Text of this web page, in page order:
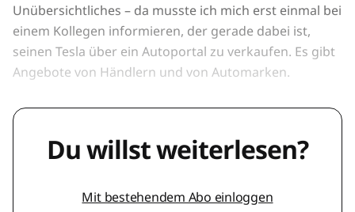
Unübersichtliches – da musste ich mich erst einmal bei
einem Kollegen informieren, der gerade dabei ist,
seinen Tesla über ein Autoportal zu verkaufen. Es gibt
Angebote von Händlern und von Automarken.
Du willst weiterlesen?
Mit bestehendem Abo einloggen